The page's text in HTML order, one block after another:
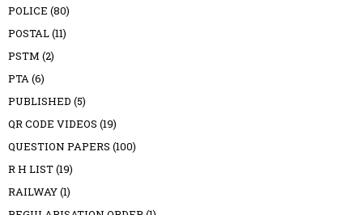
POLICE (80)
POSTAL(11)
PSTM (2)
PTA(6)
PUBLISHED (5)
QR CODE VIDEOS (19)
QUESTION PAPERS (100)
R H LIST(19)
RAILWAY(1)